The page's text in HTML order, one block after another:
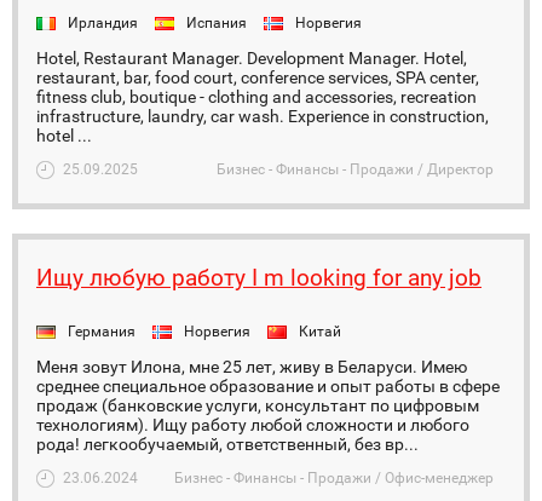
Ирландия Испания Норвегия
Hotel, Restaurant Manager. Development Manager. Hotel,
restaurant, bar, food court, conference services, SPA center,
fitness club, boutique - clothing and accessories, recreation
infrastructure, laundry, car wash. Experience in construction,
hotel ...
25.09.2025 Бизнес - Финансы - Продажи / Директор
Ищу любую работу I m looking for any job
Германия Норвегия Китай
Меня зовут Илона, мне 25 лет, живу в Беларуси. Имею
среднее специальное образование и опыт работы в сфере
продаж (банковские услуги, консультант по цифровым
технологиям). Ищу работу любой сложности и любого
рода! легкообучаемый, ответственный, без вр...
23.06.2024 Бизнес - Финансы - Продажи / Офис-менеджер